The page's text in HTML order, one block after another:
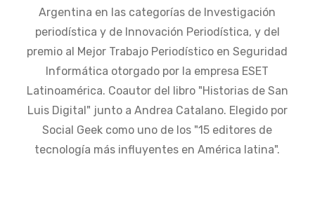
Argentina en las categorías de Investigación
periodística y de Innovación Periodística, y del
premio al Mejor Trabajo Periodístico en Seguridad
Informática otorgado por la empresa ESET
Latinoamérica. Coautor del libro "Historias de San
Luis Digital" junto a Andrea Catalano. Elegido por
Social Geek como uno de los "15 editores de
tecnología más influyentes en América latina".